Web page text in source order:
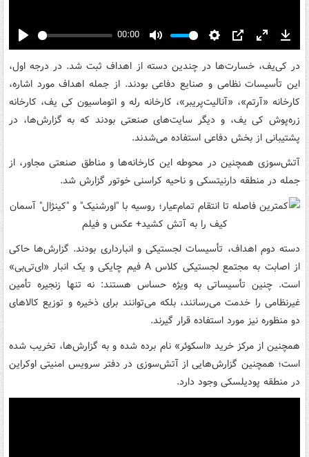
Play
00:00
Mute Settings
PIP Enter
fullscreen
در کی‌یف، خسارت‌ها در چندین دسته از اهداف ثبت شد. در درجه اول،
این تأسیسات نظامی و صنایع دفاعی بودند. از جمله اهداف مورد اشاره،
کارخانه «آرتم»، «آنالیت‌پریبر»، کارخانه رله و اتوماسیون کی یف، کارخانه
زره‌پوش کی یف، و دیگر سایت‌های صنعتی بودند که به گزارش‌ها، در
پشتیبانی از بخش دفاعی استفاده می‌شدند.
آتش‌سوزی همچنین در محوطه این کارخانه‌ها و مناطق صنعتی مجاور، از
جمله در منطقه دارنیتسکی و ناحیه کراسنی خوتور گزارش شد.
دسته دوم اهداف، تأسیسات لجستیکی و انبارداری بودند. گزارش‌ها حاکی
از اصابت به مجتمع لجستیکی کلاس A فیم چایکی و یک انبار «ای‌تی‌بی»
است. چنین تأسیساتی به ویژه حساس هستند: نه تنها زنجیره تأمین
غیرنظامی را خدمت می‌رسانند، بلکه می‌توانند برای ذخیره و توزیع کالاهای
دو منظوره نیز مورد استفاده قرار گیرند.
همچنین از مرکز خرید «اسکوئر» نام برده شده و به گزارش‌ها، تخریب شده
است؛ همچنین گزارش‌هایی از آتش‌سوزی در دفتر سرویس امنیتی اوکراین
در منطقه پودیلسکی وجود دارد.